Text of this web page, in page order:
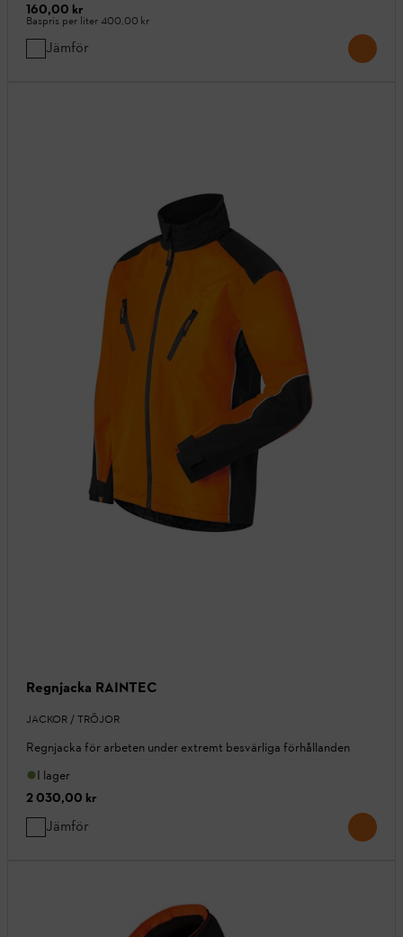
160,00 kr
Baspris per liter400,00 kr
Jämför
Regnjacka RAINTEC
JACKOR / TRÖJOR
Regnjacka för arbeten under extremt besvärliga förhållanden
I lager
2 030,00 kr
Jämför